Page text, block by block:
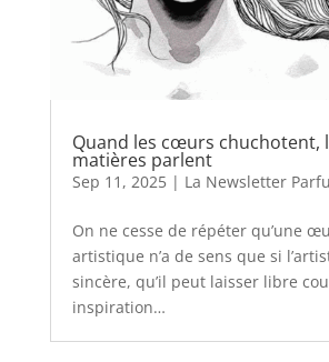
Quand les cœurs chuchotent,
matières parlent
Sep 11, 2025| La Newsletter
On ne cesse de répéter qu’une
artistique n’a de sens que si
sincère, qu’il peut laisser libre
inspiration…